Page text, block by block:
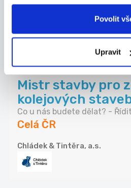
Povolit
Upravit
Mistr stavby pro
kolejových
Co u nás budete dělat? -
Celá ČR
Chládek & Tintěra, a.s.